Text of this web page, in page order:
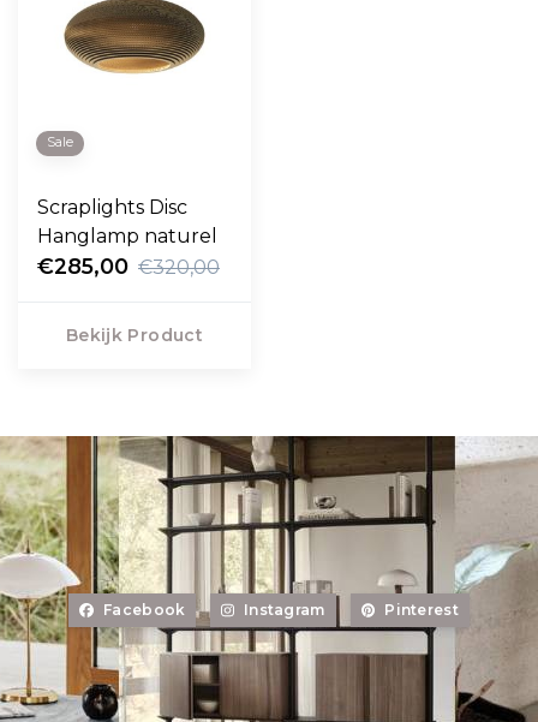
Sale
Scraplights Disc
Hanglamp naturel
€285,00 €320,00
Bekijk Product
Facebook Instagram Pinterest